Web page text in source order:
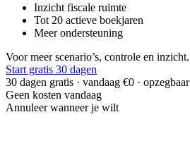
Inzicht fiscale ruimte
Tot 20 actieve boekjaren
Meer ondersteuning
Voor meer scenario’s, controle en inzicht.
Start gratis 30 dagen
30 dagen gratis · vandaag €0 · opzegbaar
Geen kosten vandaag
Annuleer wanneer je wilt